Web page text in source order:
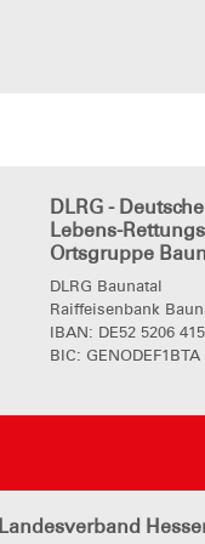
DLRG - Deutsche
Lebens-
Ortsgruppe
DLRG Baunatal
Raiffeisenbank
IBAN: DE52 5206
BIC: GENODEF1BTA
Landesverband